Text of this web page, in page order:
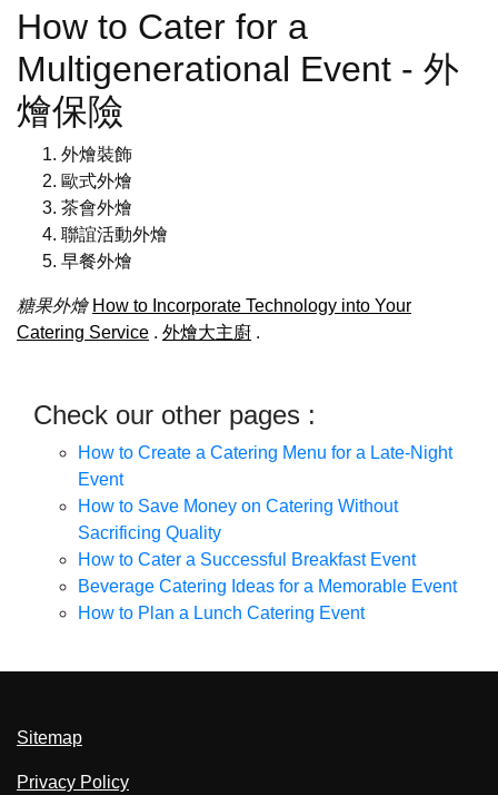
How to Cater for a
Multigenerational Event - 外
燴保險
外燴裝飾
歐式外燴
茶會外燴
聯誼活動外燴
早餐外燴
糖果外燴 How to Incorporate Technology into Your
Catering Service . 外燴大主廚 .
Check our other pages :
How to Create a Catering Menu for a Late-Night
Event
How to Save Money on Catering Without
Sacrificing Quality
How to Cater a Successful Breakfast Event
Beverage Catering Ideas for a Memorable Event
How to Plan a Lunch Catering Event
Sitemap
Privacy Policy